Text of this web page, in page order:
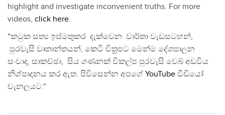
highlight and investigate inconvenient truths. For more
videos, click here.
"කටුක සත්‍ය ඉස්මතුකර දැක්වෙන වාර්තා වැඩසටහන්,
පුරවැසි වෘතාන්තයන්, කෙටි චිත්‍රපට මෙන්ම දේශපාලන
සංවාද, සාකච්ඡා, සිය ගණනක් විකල්ප පුරවැසි වෙබ් අඩවිය
නිශ්පාදනය කර ඇත. පිවිසෙන්න අපගේ YouTube වීඩියෝ
චැනලයට."